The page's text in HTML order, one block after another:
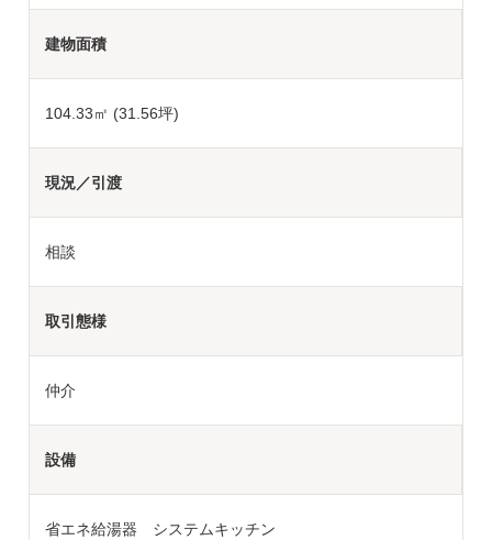
建物面積
104.33㎡ (31.56坪)
現況／引渡
相談
取引態様
仲介
設備
省エネ給湯器 システムキッチン